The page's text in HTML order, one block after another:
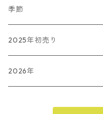
和小物SACRA
傘
藤井絞
長板染
季節
春
夏
2025年初売り
2026年